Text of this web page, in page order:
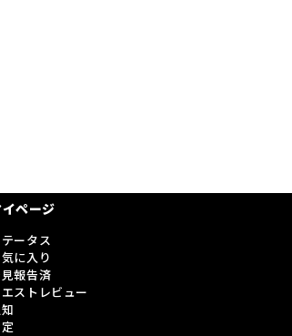
ページ
ータス
に入り
報告済
ストレビュー